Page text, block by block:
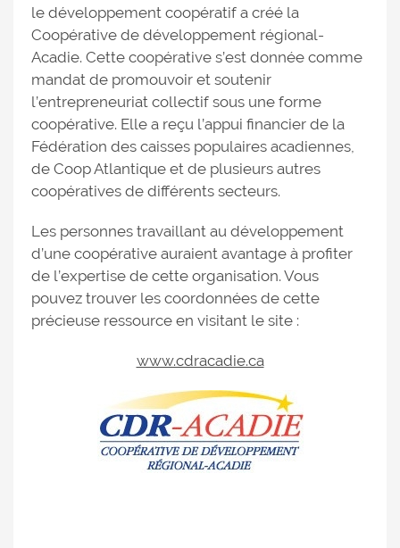
le développement coopératif a créé la
Coopérative de développement régional-
Acadie. Cette coopérative s’est donnée comme
mandat de promouvoir et soutenir
l’entrepreneuriat collectif sous une forme
coopérative. Elle a reçu l’appui financier de la
Fédération des caisses populaires acadiennes,
de Coop Atlantique et de plusieurs autres
coopératives de différents secteurs.
Les personnes travaillant au développement
d’une coopérative auraient avantage à profiter
de l’expertise de cette organisation. Vous
pouvez trouver les coordonnées de cette
précieuse ressource en visitant le site :
www.cdracadie.ca